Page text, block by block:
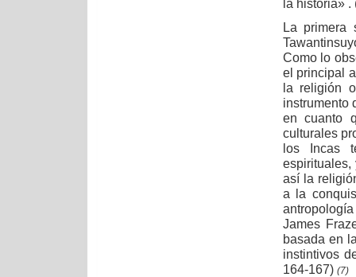
la historia» .
La primera
Como lo
el principal
la religión
instrumento
en cuanto
culturales
los Incas
así la
a la
James
basada en
instintivos
164-167) (7)